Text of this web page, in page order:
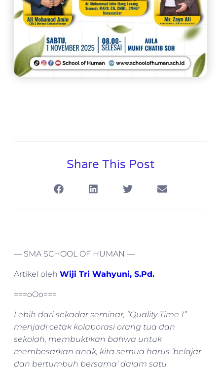
Share This Post
— SMA SCHOOL OF HUMAN —
Artikel oleh Wiji Tri Wahyuni, S.Pd.
===oOo===
Lebih dari sekadar seminar, “Quality Time 1”
menjadi cetak kolaborasi orang tua dan
sekolah, membuktikan bahwa untuk
membesarkan anak, kita semua harus ‘belajar
dan bertumbuh bersama’ dalam satu